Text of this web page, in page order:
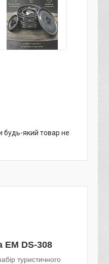
будь-який товар не
EM DS-308
туристичного